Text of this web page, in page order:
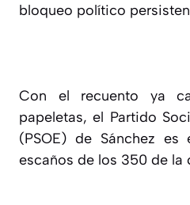
bloqueo político
Con el recuento ya
papeletas, el Partido
(PSOE) de Sánchez es
escaños de los 350 de la